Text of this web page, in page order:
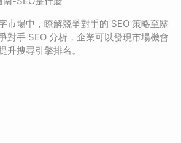
市場中，瞭解競爭對手的 SEO 策略至關
對手 SEO 分析，企業可以發現市場機會
升搜尋引擎排名。